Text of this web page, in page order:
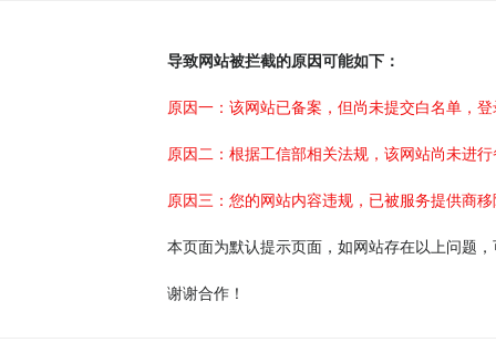
导致网站被拦截的原因可能如下：
原因一：该网站已备案，但尚未提交白名单，
原因二：根据工信部相关法规，该网站尚未进
原因三：您的网站内容违规，已被服务提供商
本页面为默认提示页面，如网站存在以上问题
谢谢合作！